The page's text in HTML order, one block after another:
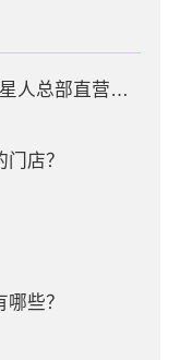
天津汽车贴膜，首选天津XPEL外星人总部直营店，高口碑店
店？
些？